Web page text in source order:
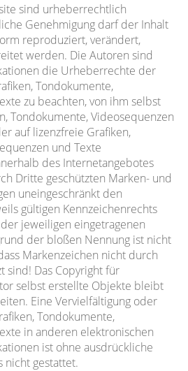
sind urheberrechtlich
Genehmigung darf der Inhalt
reproduziert, verändert,
werden. Die Autoren sind
die Urheberrechte der
Tondokumente,
zu beachten, von ihm selbst
Tondokumente, Videosequenzen
auf lizenzfreie Grafiken,
und Texte
des Internetangebotes
Dritte geschützten Marken- und
uneingeschränkt den
gültigen Kennzeichenrechts
jeweiligen eingetragenen
der bloßen Nennung ist nicht
Markenzeichen nicht durch
sind! Das Copyright für
selbst erstellte Objekte bleibt
Eine Vervielfältigung oder
Tondokumente,
in anderen elektronischen
ist ohne ausdrückliche
nicht gestattet.